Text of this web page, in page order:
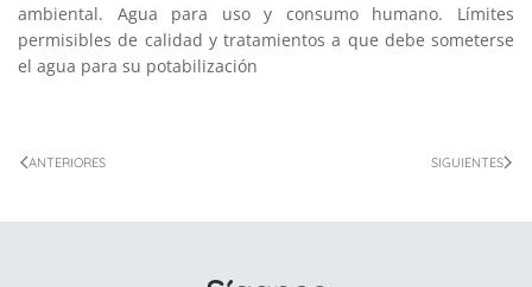
ambiental. Agua para uso y consumo humano. Límites
permisibles de calidad y tratamientos a que debe someterse
el agua para su potabilización
ANTERIORES SIGUIENTES